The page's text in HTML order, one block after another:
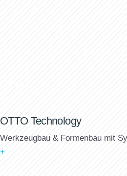
OTTO Technology
Werkzeugbau & Formenbau mit
+